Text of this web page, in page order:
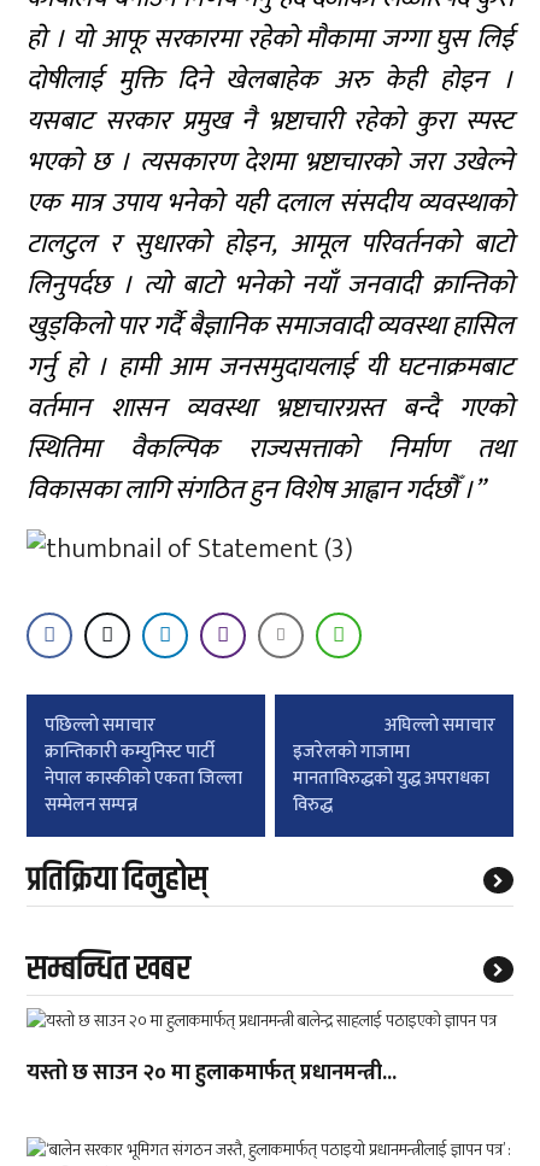
हो । यो आफू सरकारमा रहेको मौकामा जग्गा घुस लिई
दोषीलाई मुक्ति दिने खेलबाहेक अरु केही होइन ।
यसबाट सरकार प्रमुख नै भ्रष्टाचारी रहेको कुरा स्पस्ट
भएको छ । त्यसकारण देशमा भ्रष्टाचारको जरा उखेल्ने
एक मात्र उपाय भनेको यही दलाल संसदीय व्यवस्थाको
टालटुल र सुधारको होइन, आमूल परिवर्तनको बाटो
लिनुपर्दछ । त्यो बाटो भनेको नयाँ जनवादी क्रान्तिको
खुड्किलो पार गर्दै बैज्ञानिक समाजवादी व्यवस्था हासिल
गर्नु हो । हामी आम जनसमुदायलाई यी घटनाक्रमबाट
वर्तमान शासन व्यवस्था भ्रष्टाचारग्रस्त बन्दै गएको
स्थितिमा वैकल्पिक राज्यसत्ताको निर्माण तथा
विकासका लागि संगठित हुन विशेष आह्वान गर्दछौँ ।”
Post
navigation
पछिल्लाे समाचार
क्रान्तिकारी कम्युनिस्ट पार्टी
नेपाल कास्कीको एकता जिल्ला
सम्मेलन सम्पन्न
अघिल्लाे समाचार
इजरेलको गाजामा
मानताविरुद्धको युद्ध अपराधका
विरुद्ध
प्रतिक्रिया दिनुहोस्
सम्बन्धित खबर
यस्तो छ साउन २० मा हुलाकमार्फत् प्रधानमन्त्री...